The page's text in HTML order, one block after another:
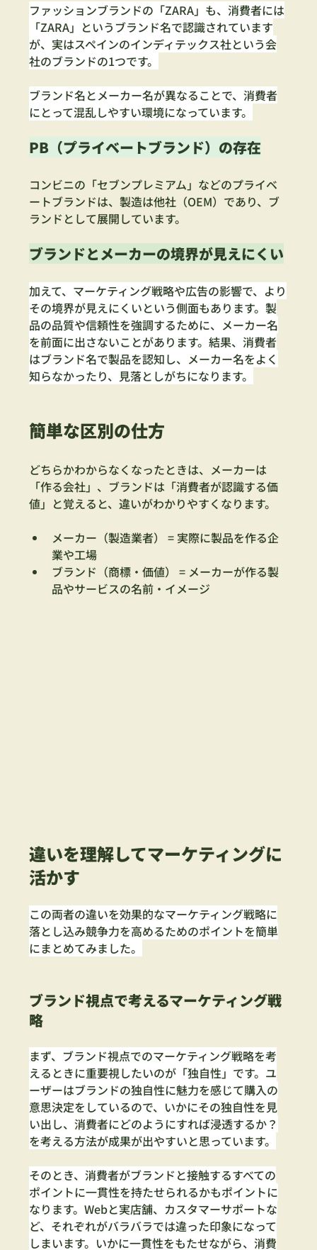
ファッションブランドの「ZARA」も、消費者には
「ZARA」というブランド名で認識されています
が、実はスペインのインディテックス社という会
社のブランドの1つです。
ブランド名とメーカー名が異なることで、消費者
にとって混乱しやすい環境になっています。
PB（プライベートブランド）の存在
コンビニの「セブンプレミアム」などのプライベ
ートブランドは、製造は他社（OEM）であり、ブ
ランドとして展開しています。
ブランドとメーカーの境界が見えにくい
加えて、マーケティング戦略や広告の影響で、より
その境界が見えにくいという側面もあります。製
品の品質や信頼性を強調するために、メーカー名
を前面に出さないことがあります。結果、消費者
はブランド名で製品を認知し、メーカー名をよく
知らなかったり、見落としがちになります。
簡単な区別の仕方
どちらかわからなくなったときは、メーカーは
「作る会社」、ブランドは「消費者が認識する価
値」と覚えると、違いがわかりやすくなります。
メーカー（製造業者） = 実際に製品を作る企
業や工場
ブランド（商標・価値） = メーカーが作る製
品やサービスの名前・イメージ
違いを理解してマーケティングに
活かす
この両者の違いを効果的なマーケティング戦略に
落とし込み競争力を高めるためのポイントを簡単
にまとめてみました。
ブランド視点で考えるマーケティング戦
略
まず、ブランド視点でのマーケティング戦略を考
えるときに重要視したいのが「独自性」です。ユ
ーザーはブランドの独自性に魅力を感じて購入の
意思決定をしているので、いかにその独自性を見
い出し、消費者にどのようにすれば浸透するか？
を考える方法が成果が出やすいと思っています。
そのとき、消費者がブランドと接触するすべての
ポイントに一貫性を持たせられるかもポイントに
なります。Webと実店舗、カスタマーサポートな
ど、それぞれがバラバラでは違った印象になって
しまいます。いかに一貫性をもたせながら、消費